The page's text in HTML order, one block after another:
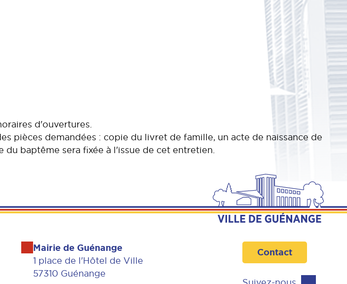
d'ouvertures.
pièces demandées : copie du livret de famille, un acte de naissance de
baptême sera fixée à l'issue de cet entretien.
Mairie de Guénange
1 place de l'Hôtel de Ville
57310 Guénange
Contact